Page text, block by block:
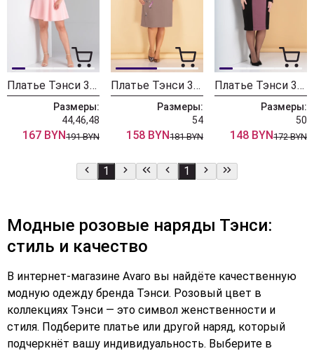
Платье Тэнси 352 жемчужный розовый
Размеры:
44,46,48
167 BYN191 BYN
Платье Тэнси 340 пепельная роза
Размеры:
54
158 BYN181 BYN
Платье Тэнси 301
Размеры:
50
148 BYN172 BYN
1 1
Модные розовые наряды Тэнси:
стиль и качество
В интернет-магазине Avaro вы найдёте качественную
модную одежду бренда Тэнси. Розовый цвет в
коллекциях Тэнси — это символ женственности и
стиля. Подберите платье или другой наряд, который
подчеркнёт вашу индивидуальность. Выберите в